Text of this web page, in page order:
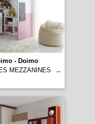
- Doimo
MEZZANINES
...